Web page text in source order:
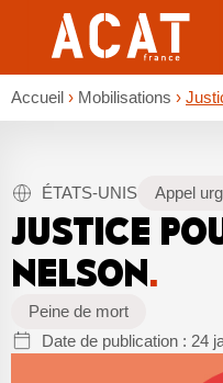
Accueil › Mobilisations ›
ÉTATS-UNIS Appel
JUSTICE
NELSON.
Peine de mort
Date de publication : 24